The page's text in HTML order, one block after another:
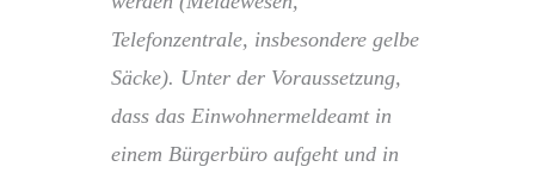
Telefonzentrale, insbesondere gelbe
Säcke). Unter der Voraussetzung,
dass das Einwohnermeldeamt in
einem Bürgerbüro aufgeht und in